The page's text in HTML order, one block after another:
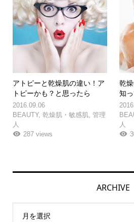
アトピーと乾燥肌の違い！ア
トピーかも？と思ったら
2016.09.06
BEAUTY, 乾燥肌・敏感肌, 管理
人
287 views
乾
知
人
ARCHIVE
月を選択